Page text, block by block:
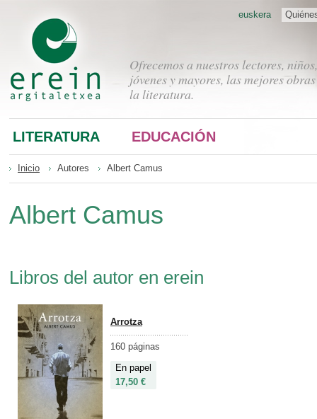
Ofrecemos a nuestros lectores, niños,
jóvenes y mayores, las mejores
la literatura.
euskera
LITERATURA EDUCACIÓN
Inicio Autores Albert Camus
Albert Camus
Libros del autor en erein
Arrotza
160 páginas
En papel
17,50 €